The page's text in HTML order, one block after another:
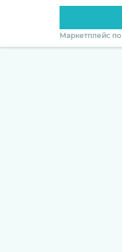
Маркетплейс по